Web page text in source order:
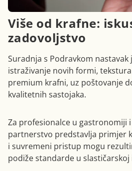
Više od krafne:
zadovoljstvo
Suradnja s Podravkom nastavak
istraživanje novih formi,
premium krafni, uz poštovanje
kvalitetnih sastojaka.
Za profesionalce u gastronomiji
partnerstvo predstavlja primjer
i suvremeni pristup mogu
podiže standarde u